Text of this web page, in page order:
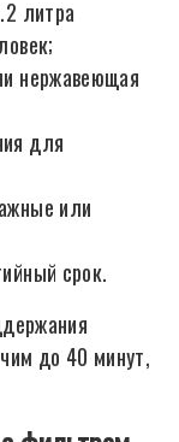
литра
нержавеющая
для
или
срок.
до 40 минут,